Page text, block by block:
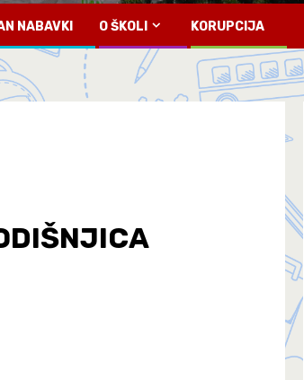
NABAVKI O ŠKOLI KORUPCIJA